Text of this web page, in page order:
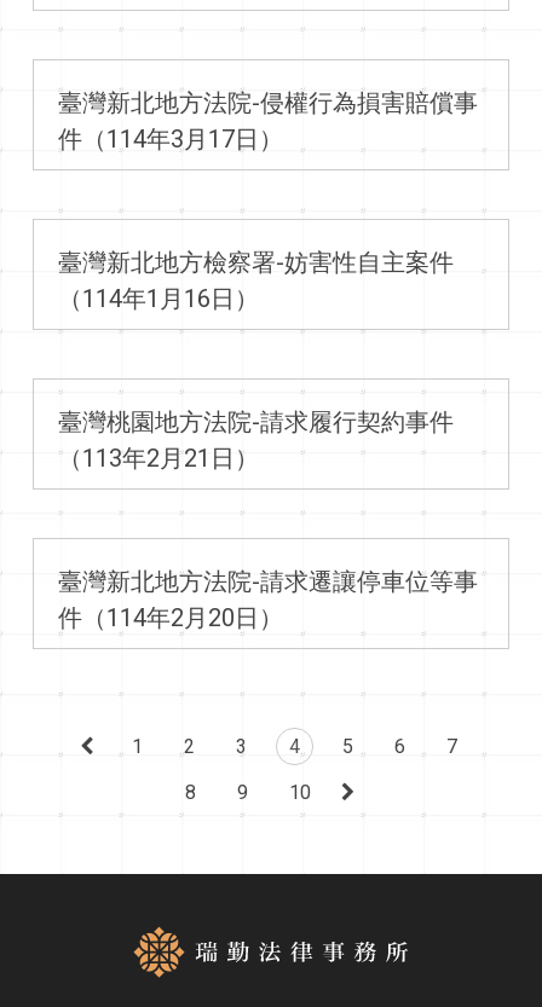
臺灣新北地方法院-侵權行為損害賠償事
件（114年3月17日）
臺灣新北地方檢察署-妨害性自主案件
（114年1月16日）
臺灣桃園地方法院-請求履行契約事件
（113年2月21日）
臺灣新北地方法院-請求遷讓停車位等事
件（114年2月20日）
1 2 3 4 5 6
7
8
9 10